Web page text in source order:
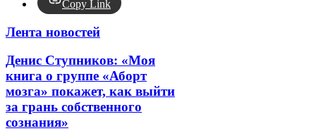
Copy Link
Лента новостей
Денис Ступников: «Моя
книга о группе «Аборт
мозга» покажет, как выйти
за грань собственного
сознания»